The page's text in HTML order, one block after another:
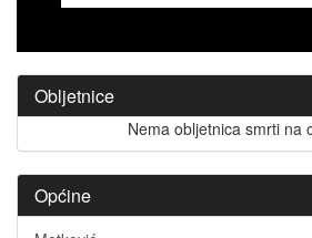
Obljetnice
Nema obljetnica smrti na
Općine